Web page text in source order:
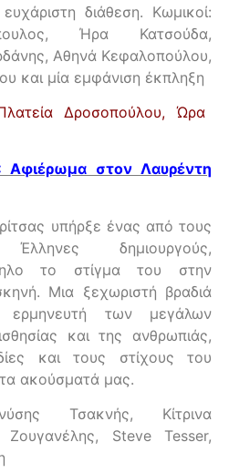
διάθεση. Κωμικοί:
Ήρα Κατσούδα,
Αθηνά Κεφαλοπούλου,
και μία εμφάνιση έκπληξη
Δροσοπούλου,Ώρα
Αφιέρωμα στον Λαυρέντη
υπήρξε ένας από τους
Έλληνες δημιουργούς,
το στίγμα του στην
Μια ξεχωριστή βραδιά
ερμηνευτή των μεγάλων
και της ανθρωπιάς,
και τους στίχους του
ακούσματά μας.
Τσακνής, Κίτρινα
Ζουγανέλης, Steve Tesser,